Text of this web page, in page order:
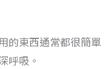
的東西通常都很簡
呼吸。